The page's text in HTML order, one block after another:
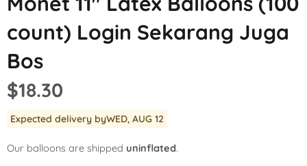
Mickey Mouse
Minnie Mouse
LOL Surprise
Magic Unicorn
Outer Space
Pool Party
count) Login Sekarang Juga
Bos
$18.30
Expected delivery byWED, AUG 12
Our balloons are shipped uninflated.